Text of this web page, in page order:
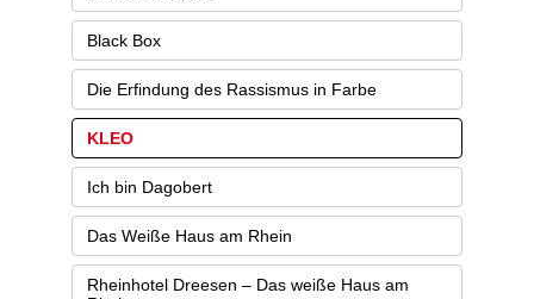
Black Box
Die Erfindung des Rassismus in Farbe
KLEO
Ich bin Dagobert
Das Weiße Haus am Rhein
Rheinhotel Dreesen – Das weiße Haus am